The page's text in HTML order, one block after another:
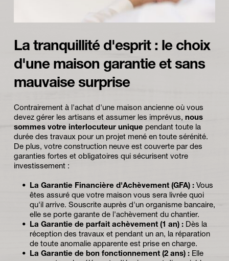
La tranquillité d'esprit : le choix
d'une maison garantie et sans
mauvaise surprise
Contrairement à l'achat d'une maison ancienne où vous
devez gérer les artisans et assumer les imprévus, nous
sommes votre interlocuteur unique pendant toute la
durée des travaux pour un projet mené en toute sérénité.
De plus, votre construction neuve est couverte par des
garanties fortes et obligatoires qui sécurisent votre
investissement :
La Garantie Financière d'Achèvement (GFA) : Vous
êtes assuré que votre maison vous sera livrée quoi
qu'il arrive. Souscrite auprès d'un organisme bancaire,
elle se porte garante de l'achèvement du chantier.
La Garantie de parfait achèvement (1 an) : Dès la
réception des travaux et pendant un an, la réparation
de toute anomalie apparente est prise en charge.
La Garantie de bon fonctionnement (2 ans) : Elle